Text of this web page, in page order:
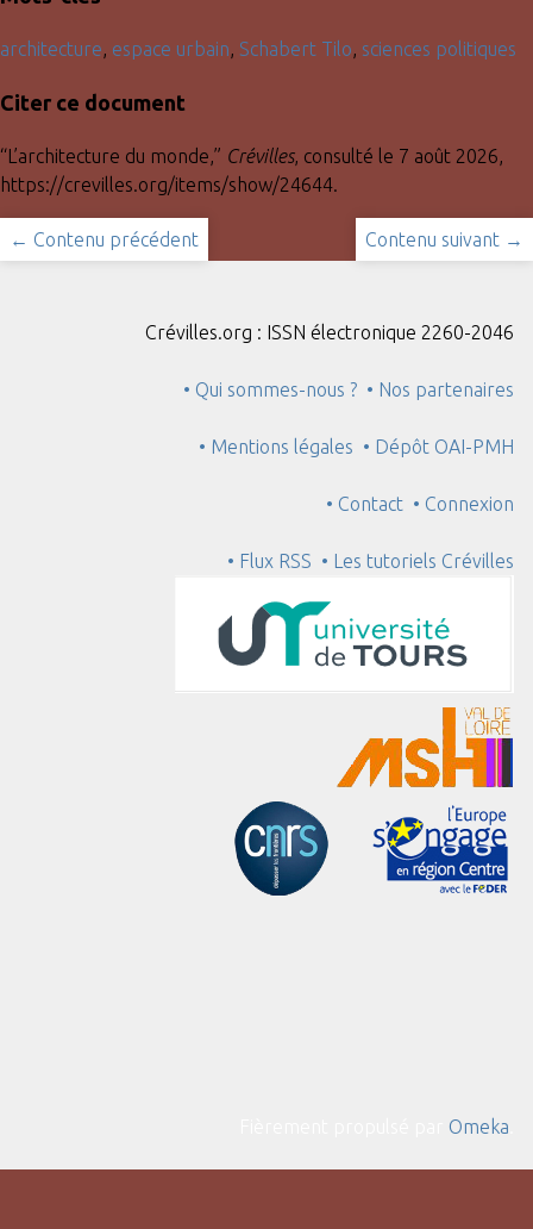
architecture, espace urbain, Schabert Tilo, sciences politiques
Citer ce document
“L’architecture du monde,” Crévilles, consulté le 7 août 2026,
https://crevilles.org/items/show/24644.
← Contenu précédent Contenu suivant →
Crévilles.org : ISSN électronique 2260-2046
• Qui sommes-nous ? • Nos partenaires
• Mentions légales • Dépôt OAI-PMH
• Contact • Connexion
• Flux RSS • Les tutoriels Crévilles
Omeka